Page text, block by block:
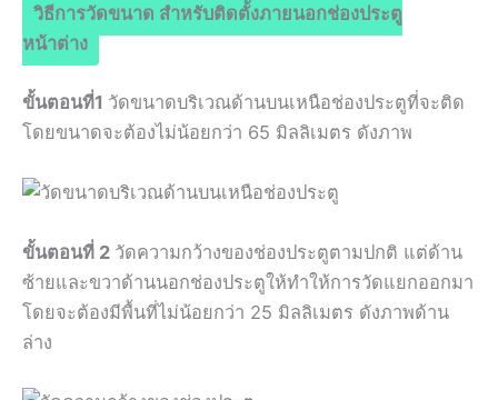
วิธีการวัดขนาด สำหรับติดตั้งภายนอกช่องประตู
หน้าต่าง
ขั้นตอนที่1 วัดขนาดบริเวณด้านบนเหนือช่องประตูที่จะติด
โดยขนาดจะต้องไม่น้อยกว่า 65 มิลลิเมตร ดังภาพ
ขั้นตอนที่ 2 วัดความกว้างของช่องประตูตามปกติ แต่ด้าน
ซ้ายและขวาด้านนอกช่องประตูให้ทำให้การวัดแยกออกมา
โดยจะต้องมีพื้นที่ไม่น้อยกว่า 25 มิลลิเมตร ดังภาพด้าน
ล่าง